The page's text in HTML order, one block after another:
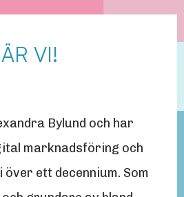
VI!
Bylund och har
marknadsföring och
ett decennium. Som